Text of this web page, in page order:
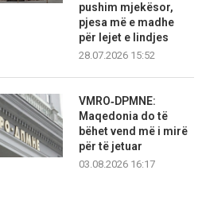
pushim mjekësor,
pjesa më e madhe
për lejet e lindjes
28.07.2026 15:52
VMRO‑DPMNE:
Maqedonia do të
bëhet vend më i mirë
për të jetuar
03.08.2026 16:17